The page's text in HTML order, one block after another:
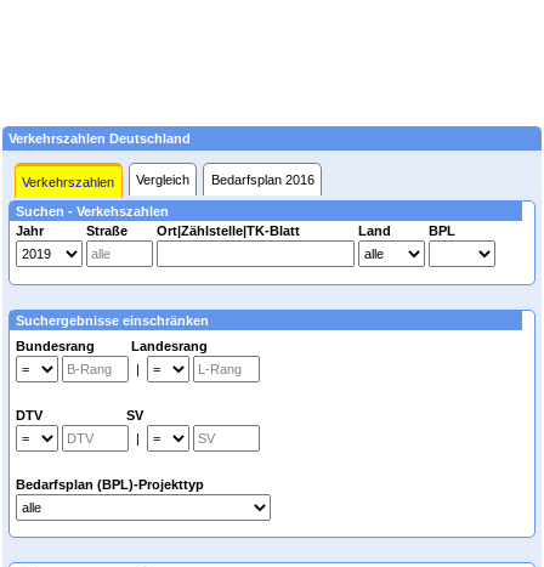
Verkehrszahlen Deutschland
Verkehrszahlen Vergleich Bedarfsplan 2016
Suchen - Verkehszahlen
Jahr
Straße Ort|Zählstelle|TK-Blatt Land BPL
Suchergebnisse einschränken
Bundesrang Landesrang
|
DTV SV
|
Bedarfsplan (BPL)-Projekttyp